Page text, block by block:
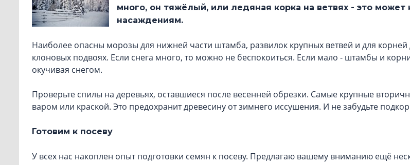
много, он тяжёлый, или ледяная корка на ветвях - это может
насаждениям.
Наиболее опасны морозы для нижней части штамба, развилок крупных ветвей и для корней
клоновых подвоях. Если снега много, то можно не беспокоиться. Если мало - штамбы и
окучивая снегом.
Проверьте спилы на деревьях, оставшиеся после весенней обрезки. Самые крупные
варом или краской. Это предохранит древесину от зимнего иссушения. И не забудьте
Готовим к посеву
У всех нас накоплен опыт подготовки семян к посеву. Предлагаю вашему вниманию ещё